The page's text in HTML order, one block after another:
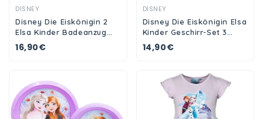
DISNEY
Disney Die Eiskönigin 2
Elsa Kinder Badeanzug
Bademode
16,90€
DISNEY
Disney Die Eiskönigin Elsa
Kinder Geschirr-Set 3
teilig Becher Teller
Schüssel
14,90€